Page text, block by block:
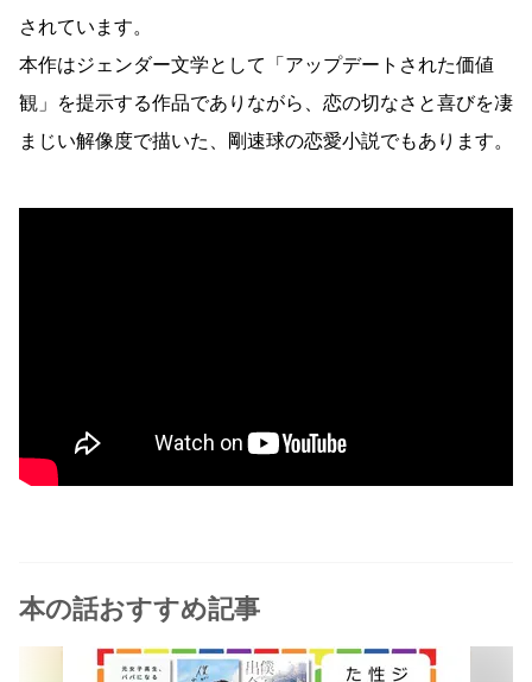
されています。
本作はジェンダー文学として「アップデートされた価値
観」を提示する作品でありながら、恋の切なさと喜びを凄
まじい解像度で描いた、剛速球の恋愛小説でもあります。
本の話おすすめ記事